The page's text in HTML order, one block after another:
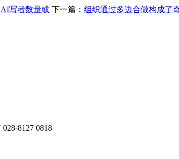
写者数量或 下一篇： 组织通过多边合做构成了
028-8127 0818